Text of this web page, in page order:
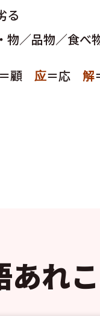
る
物／品物／食べ
＝顧 应＝応 解
あれ